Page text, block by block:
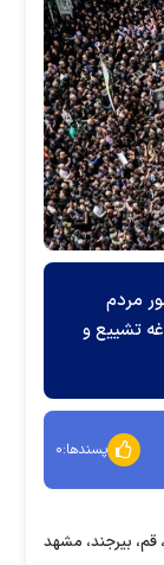
مردم
تشییع و
پسندها:۰
قم، بیرجند، مشهد